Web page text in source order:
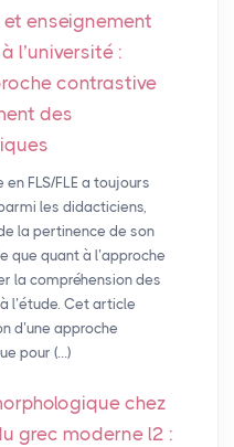
enseignement
l’université :
contrastive
des
en FLS/FLE a toujours
les didacticiens,
la pertinence de son
que quant à l’approche
la compréhension des
l’étude. Cet article
d’une approche
pour (…)
chez
grec moderne l2 :